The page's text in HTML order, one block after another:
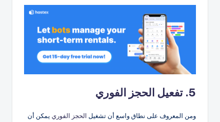
5. تفعيل الحجز الفوري
ومن المعروف على نطاق واسع أن تشغيل الحجز الفوري يمكن أن